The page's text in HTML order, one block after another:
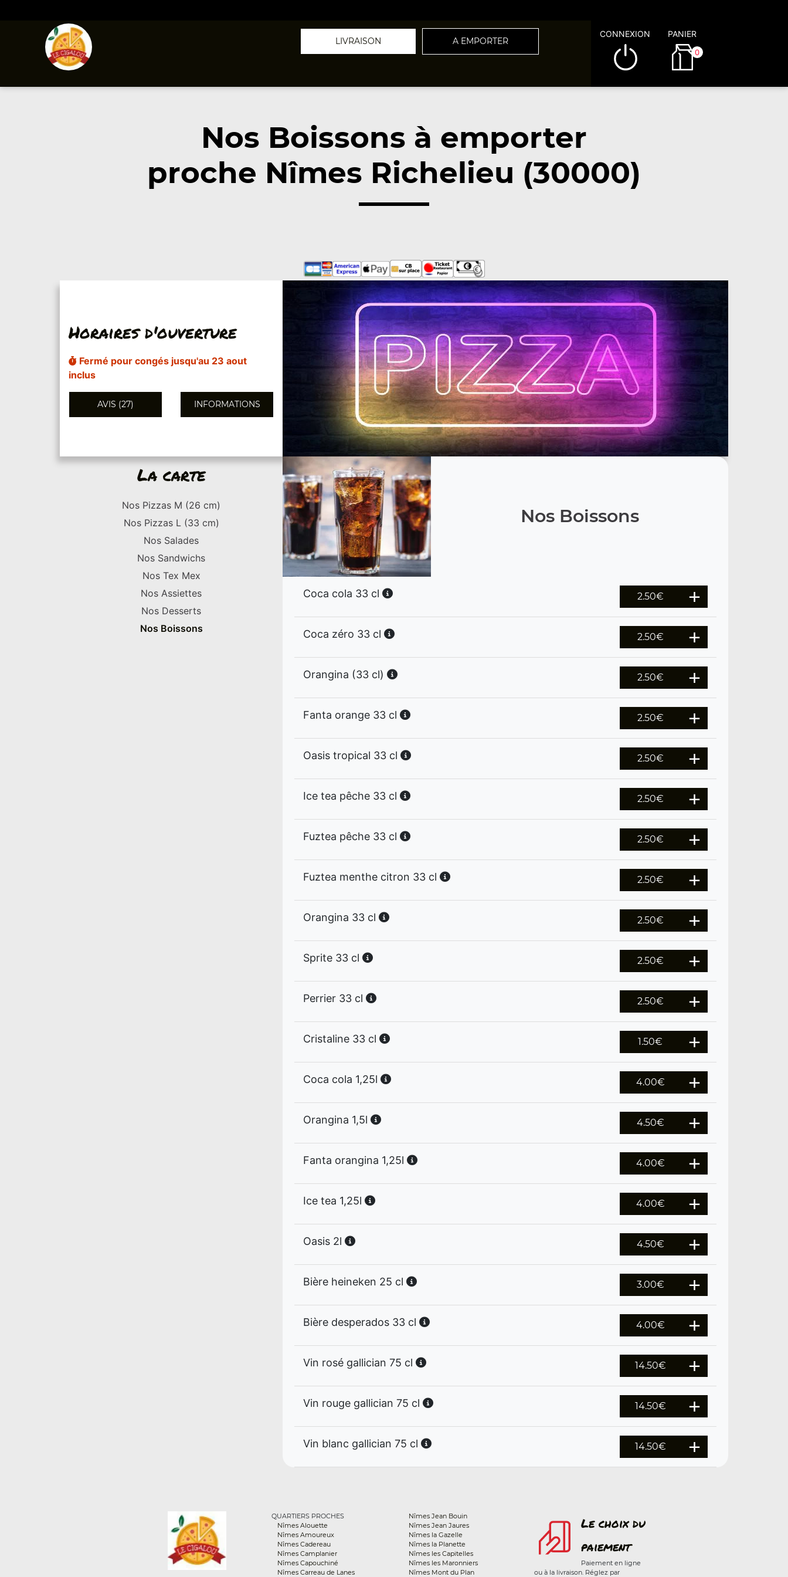
LIVRAISON A EMPORTER
CONNEXION PANIER
0
Nos Boissons à emporter
proche Nîmes Richelieu (30000)
Horaires d'ouverture
Fermé pour congés jusqu'au 23 aout
inclus
AVIS (27) INFORMATIONS
La carte
Nos Pizzas M (26 cm)
Nos Pizzas L (33 cm)
Nos Salades
Nos Sandwichs
Nos Tex Mex
Nos Assiettes
Nos Desserts
Nos Boissons
Nos Boissons
Coca cola 33 cl 2.50€
Coca zéro 33 cl 2.50€
Orangina (33 cl) 2.50€
Fanta orange 33 cl 2.50€
Oasis tropical 33 cl 2.50€
Ice tea pêche 33 cl 2.50€
Fuztea pêche 33 cl 2.50€
Fuztea menthe citron 33 cl 2.50€
Orangina 33 cl 2.50€
Sprite 33 cl 2.50€
Perrier 33 cl 2.50€
Cristaline 33 cl 1.50€
Coca cola 1,25l 4.00€
Orangina 1,5l 4.50€
Fanta orangina 1,25l 4.00€
Ice tea 1,25l 4.00€
Oasis 2l 4.50€
Bière heineken 25 cl 3.00€
Bière desperados 33 cl 4.00€
Vin rosé gallician 75 cl 14.50€
Vin rouge gallician 75 cl 14.50€
Vin blanc gallician 75 cl 14.50€
QUARTIERS PROCHES
Nîmes Alouette
Nîmes Amoureux
Nîmes Cadereau
Nîmes Camplanier
Nîmes Capouchiné
Nîmes Carreau de Lanes
Nîmes Jean Bouin
Nîmes Jean Jaures
Nîmes la Gazelle
Nîmes la Planette
Nîmes les Capitelles
Nîmes les Maronniers
Nîmes Mont du Plan
Le choix du
paiement
Paiement en ligne
ou à la livraison. Réglez par